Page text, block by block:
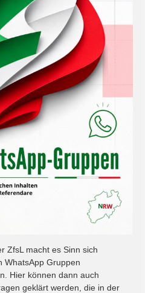
ZfsL macht es Sinn sich
WhatsApp Gruppen
Hier können dann auch
geklärt werden, die in der